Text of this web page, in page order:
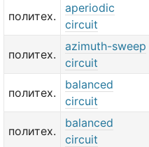
политех.
aperiodic
circuit
политех.
azimuth-sweep
circuit
политех.
balanced
circuit
политех.
balanced
circuit